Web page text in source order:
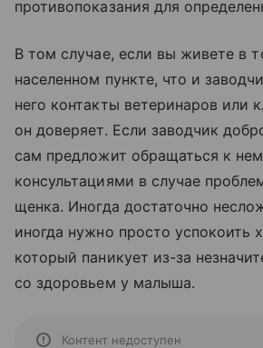
противопоказания для
В том случае, если вы живете в
населенном пункте, что и
него контакты ветеринаров или
он доверяет. Если заводчик
сам предложит обращаться к
консультациями в случае
щенка. Иногда достаточно
иногда нужно просто успокоить
который паникует из-за
со здоровьем у малыша.
Контент недоступен